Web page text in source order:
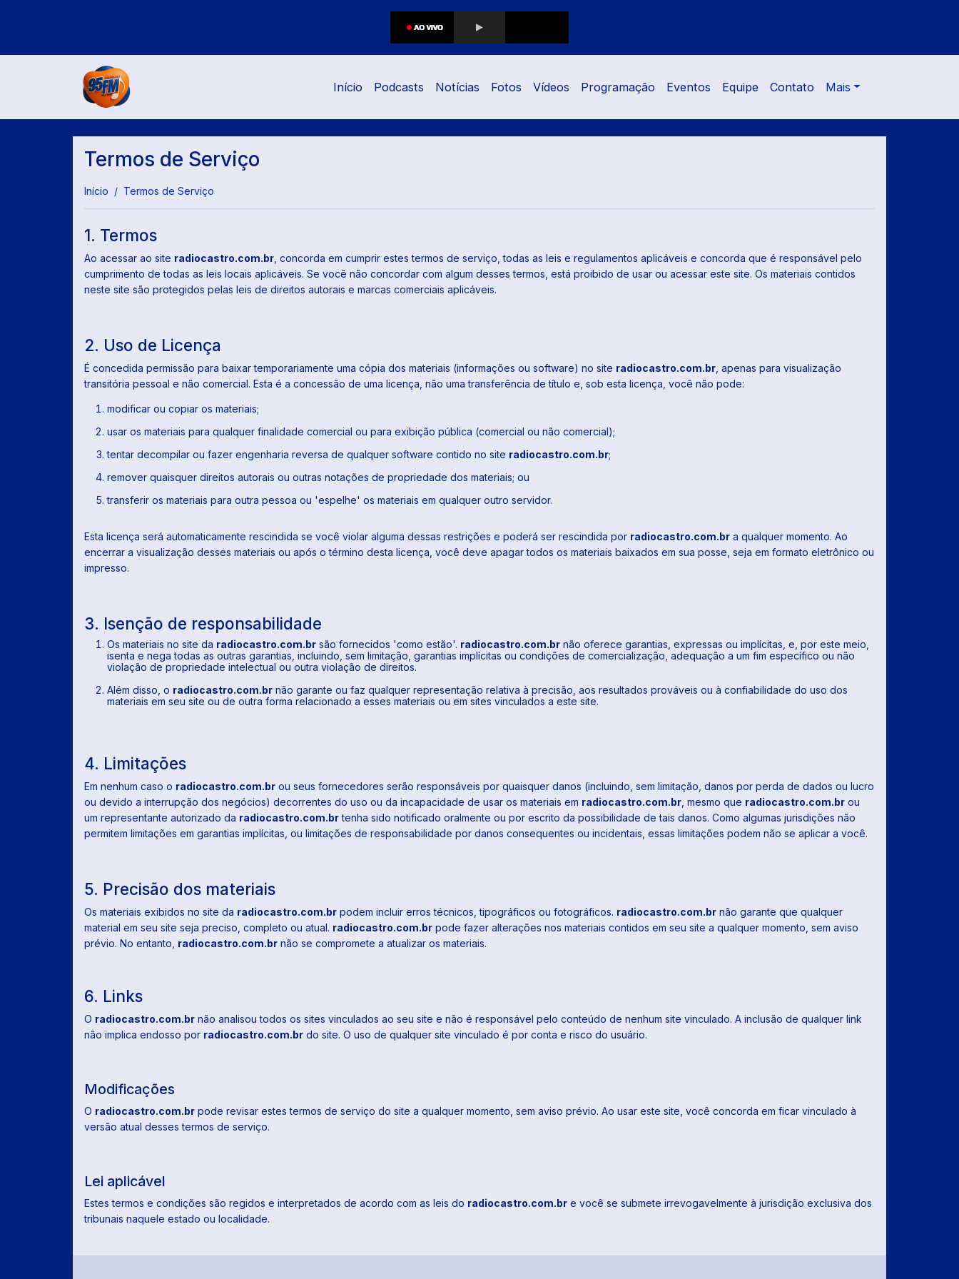
Início Podcasts Notícias Fotos Vídeos Programação Eventos Equipe Contato Mais
Termos de Serviço
Início Termos de Serviço
1. Termos
Ao acessar ao site radiocastro.com.br , concorda em cumprir estes termos de serviço, todas as leis e regulamentos aplicáveis ​​e concorda que é responsável pelo
cumprimento de todas as leis locais aplicáveis. Se você não concordar com algum desses termos, está proibido de usar ou acessar este site. Os materiais contidos
neste site são protegidos pelas leis de direitos autorais e marcas comerciais aplicáveis.
2. Uso de Licença
É concedida permissão para baixar temporariamente uma cópia dos materiais (informações ou software) no site radiocastro.com.br , apenas para visualização
transitória pessoal e não comercial. Esta é a concessão de uma licença, não uma transferência de título e, sob esta licença, você não pode:
modificar ou copiar os materiais;
usar os materiais para qualquer finalidade comercial ou para exibição pública (comercial ou não comercial);
tentar decompilar ou fazer engenharia reversa de qualquer software contido no site radiocastro.com.br;
remover quaisquer direitos autorais ou outras notações de propriedade dos materiais; ou
transferir os materiais para outra pessoa ou 'espelhe' os materiais em qualquer outro servidor.
Esta licença será automaticamente rescindida se você violar alguma dessas restrições e poderá ser rescindida por radiocastro.com.br a qualquer momento. Ao
encerrar a visualização desses materiais ou após o término desta licença, você deve apagar todos os materiais baixados em sua posse, seja em formato eletrônico ou
impresso.
3. Isenção de responsabilidade
Os materiais no site da radiocastro.com.br são fornecidos 'como estão'. radiocastro.com.br não oferece garantias, expressas ou implícitas, e, por este meio,
isenta e nega todas as outras garantias, incluindo, sem limitação, garantias implícitas ou condições de comercialização, adequação a um fim específico ou não
violação de propriedade intelectual ou outra violação de direitos.
Além disso, o radiocastro.com.br não garante ou faz qualquer representação relativa à precisão, aos resultados prováveis ​​ou à confiabilidade do uso dos
materiais em seu site ou de outra forma relacionado a esses materiais ou em sites vinculados a este site.
4. Limitações
Em nenhum caso o radiocastro.com.br ou seus fornecedores serão responsáveis ​​por quaisquer danos (incluindo, sem limitação, danos por perda de dados ou lucro
ou devido a interrupção dos negócios) decorrentes do uso ou da incapacidade de usar os materiais em radiocastro.com.br , mesmo que radiocastro.com.br ou
um representante autorizado da radiocastro.com.brtenha sido notificado oralmente ou por escrito da possibilidade de tais danos. Como algumas jurisdições não
permitem limitações em garantias implícitas, ou limitações de responsabilidade por danos consequentes ou incidentais, essas limitações podem não se aplicar a você.
5. Precisão dos materiais
Os materiais exibidos no site da radiocastro.com.br podem incluir erros técnicos, tipográficos ou fotográficos. radiocastro.com.br não garante que qualquer
material em seu site seja preciso, completo ou atual. radiocastro.com.br pode fazer alterações nos materiais contidos em seu site a qualquer momento, sem aviso
prévio. No entanto, radiocastro.com.br não se compromete a atualizar os materiais.
6. Links
O radiocastro.com.br não analisou todos os sites vinculados ao seu site e não é responsável pelo conteúdo de nenhum site vinculado. A inclusão de qualquer link
não implica endosso por radiocastro.com.br do site. O uso de qualquer site vinculado é por conta e risco do usuário.
Modificações
O radiocastro.com.br pode revisar estes termos de serviço do site a qualquer momento, sem aviso prévio. Ao usar este site, você concorda em ficar vinculado à
versão atual desses termos de serviço.
Lei aplicável
Estes termos e condições são regidos e interpretados de acordo com as leis do radiocastro.com.br e você se submete irrevogavelmente à jurisdição exclusiva dos
tribunais naquele estado ou localidade.